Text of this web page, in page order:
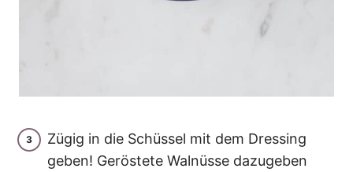
Zügig in die Schüssel mit dem Dressing
geben! Geröstete Walnüsse dazugeben